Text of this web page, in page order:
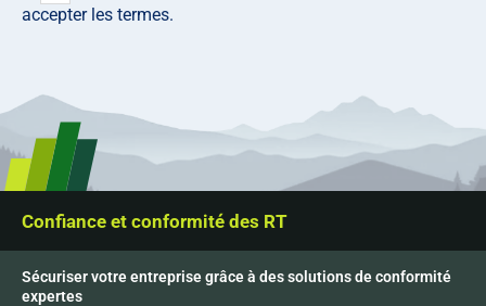
accepter les termes.
Confiance et conformité des RT
Sécuriser votre entreprise grâce à des solutions de conformité
expertes